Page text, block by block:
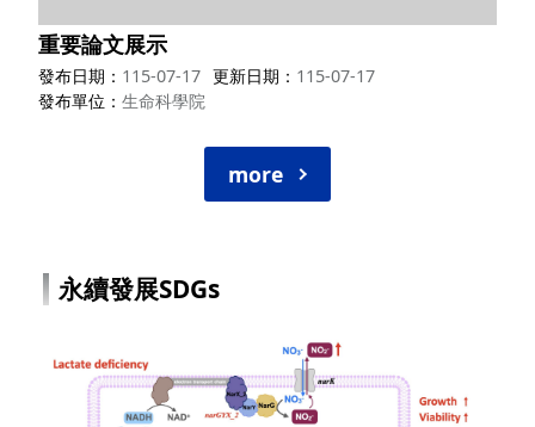
重要論文展示
發布日期 115-07-17 更新日期
115-07-17
發布單位
生命科學院
more
永續發展SDGs